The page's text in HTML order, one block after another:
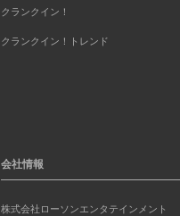
クランクイン！
クランクイン！トレンド
会社情報
株式会社ローソンエンタテインメント